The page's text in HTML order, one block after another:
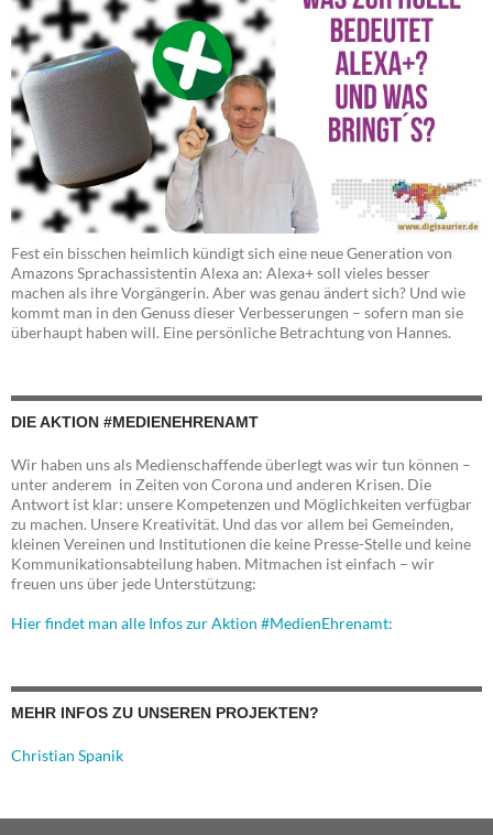
Fest ein bisschen heimlich kündigt sich eine neue Generation von
Amazons Sprachassistentin Alexa an: Alexa+ soll vieles besser
machen als ihre Vorgängerin. Aber was genau ändert sich? Und wie
kommt man in den Genuss dieser Verbesserungen – sofern man sie
überhaupt haben will. Eine persönliche Betrachtung von Hannes.
DIE AKTION #MEDIENEHRENAMT
Wir haben uns als Medienschaffende überlegt was wir tun können –
unter anderem in Zeiten von Corona und anderen Krisen. Die
Antwort ist klar: unsere Kompetenzen und Möglichkeiten verfügbar
zu machen. Unsere Kreativität. Und das vor allem bei Gemeinden,
kleinen Vereinen und Institutionen die keine Presse-Stelle und keine
Kommunikationsabteilung haben. Mitmachen ist einfach – wir
freuen uns über jede Unterstützung:
Hier findet man alle Infos zur Aktion #MedienEhrenamt:
MEHR INFOS ZU UNSEREN PROJEKTEN?
Christian Spanik